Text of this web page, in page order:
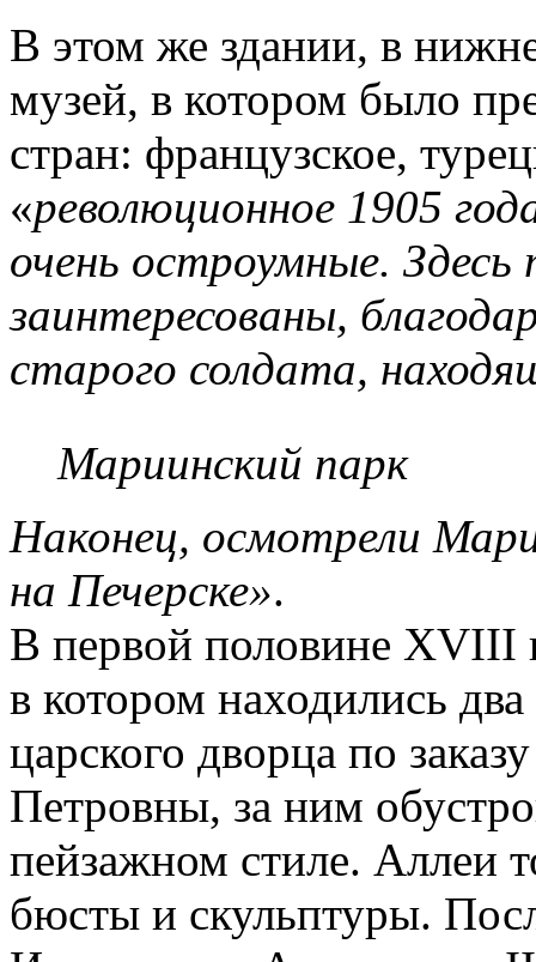
В этом же здании, в
музей, в котором было
стран: французское,
«революционное 1905
очень остроумные.
заинтересованы,
старого солдата,
Мариинский парк
Наконец, осмотрели
на Печерске».
В первой половине ХVIII
в котором находились
царского дворца по
Петровны, за ним
пейзажном стиле. Аллеи
бюсты и скульптуры.